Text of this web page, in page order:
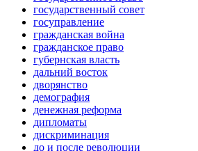
государственный совет
госуправление
гражданская война
гражданское право
губернская власть
дальний восток
дворянство
демография
денежная реформа
дипломаты
дискриминация
до и после революции